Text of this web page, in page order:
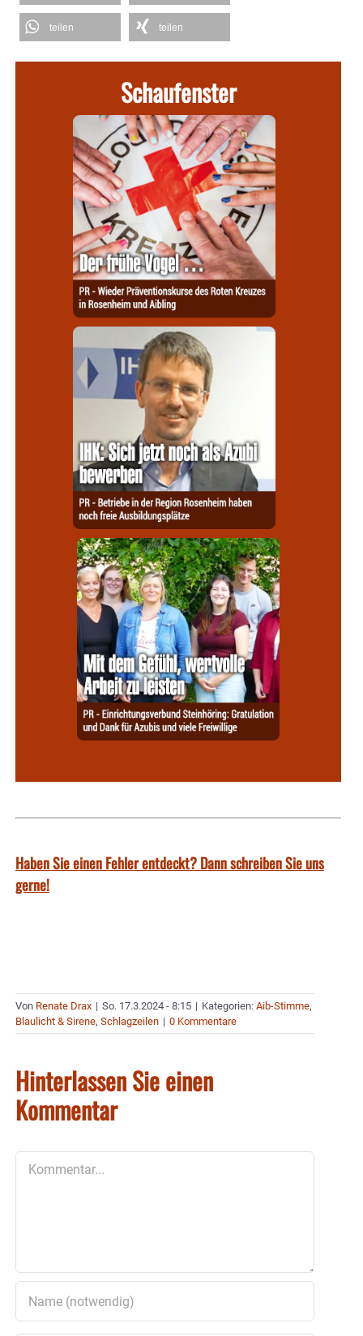
teilen teilen
Schaufenster
Haben Sie einen Fehler entdeckt? Dann schreiben Sie uns
gerne!
Von Renate Drax | So. 17.3.2024 - 8:15 | Kategorien: Aib-Stimme,
Blaulicht & Sirene, Schlagzeilen | 0 Kommentare
Hinterlassen Sie einen
Kommentar